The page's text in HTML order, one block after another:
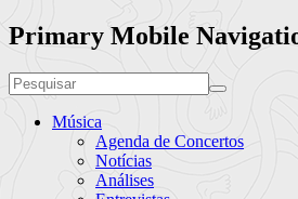
Primary Mobile
Música
Agenda de Concertos
Notícias
Análises